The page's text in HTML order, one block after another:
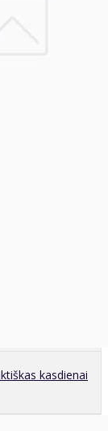
kasdienai